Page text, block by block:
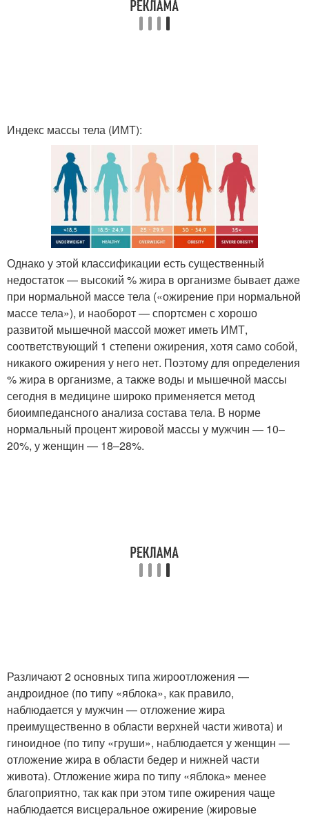
Индекс массы тела (ИМТ):
Однако у этой классификации есть существенный
недостаток — высокий % жира в организме бывает даже
при нормальной массе тела («ожирение при нормальной
массе тела»), и наоборот — спортсмен с хорошо
развитой мышечной массой может иметь ИМТ,
соответствующий 1 степени ожирения, хотя само собой,
никакого ожирения у него нет. Поэтому для определения
% жира в организме, а также воды и мышечной массы
сегодня в медицине широко применяется метод
биоимпедансного анализа состава тела. В норме
нормальный процент жировой массы у мужчин — 10–
20%, у женщин — 18–28%.
Различают 2 основных типа жироотложения —
андроидное (по типу «яблока», как правило,
наблюдается у мужчин — отложение жира
преимущественно в области верхней части живота) и
гиноидное (по типу «груши», наблюдается у женщин —
отложение жира в области бедер и нижней части
живота). Отложение жира по типу «яблока» менее
благоприятно, так как при этом типе ожирения чаще
наблюдается висцеральное ожирение (жировые